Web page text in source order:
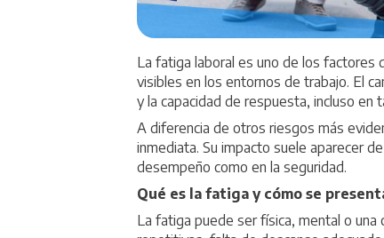
La fatiga laboral es uno de los factores
visibles en los entornos de trabajo. El
y la capacidad de respuesta, incluso en
A diferencia de otros riesgos más
inmediata. Su impacto suele aparecer
desempeño como en la seguridad.
Qué es la fatiga y cómo se
La fatiga puede ser física, mental o una